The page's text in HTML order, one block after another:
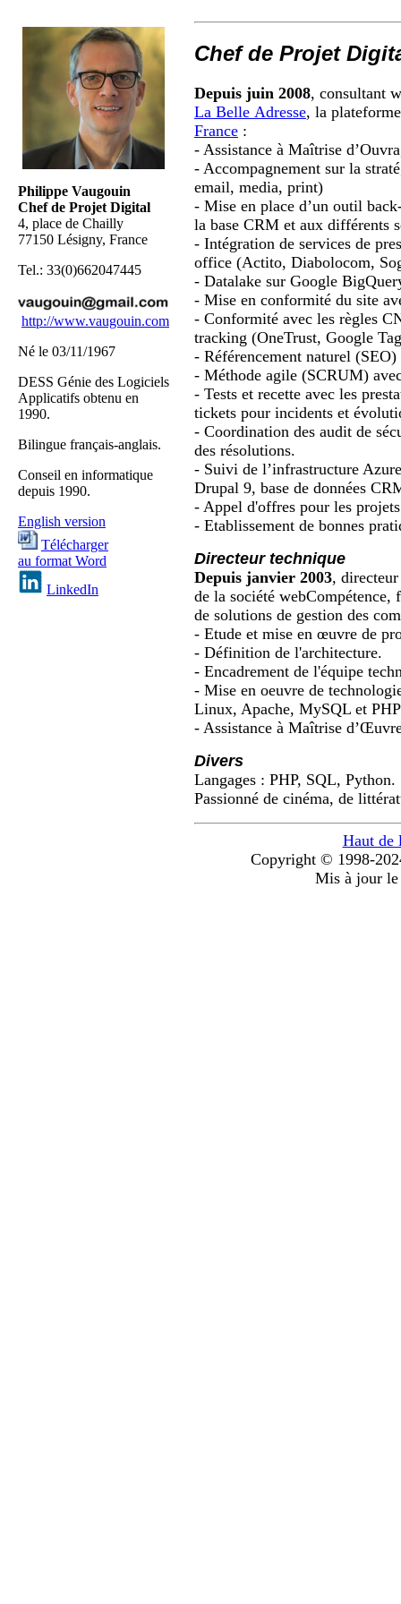
Philippe Vaugouin
Chef de Projet Digital
4, place de Chailly
77150 Lésigny, France
Tel.: 33(0)662047445
http://www.vaugouin.com
Né le 03/11/1967
DESS Génie des Logiciels
Applicatifs obtenu en
1990.
Bilingue français-anglais.
Conseil en informatique
depuis 1990.
English version
Télécharger
au format Word
LinkedIn
Chef de Projet
Depuis juin 2008, consultant
La Belle Adresse, la
France :
- Assistance à Maîtrise
- Accompagnement sur la
email, media, print)
- Mise en place d’un outil
la base CRM et aux différents
- Intégration de services de
office (Actito, Diabolocom,
- Datalake sur Google
- Mise en conformité du site
- Conformité avec les règles
tracking (OneTrust, Google
- Référencement naturel
- Méthode agile (SCRUM)
- Tests et recette avec les
tickets pour incidents et
- Coordination des audit de
des résolutions.
- Suivi de l’infrastructure
Drupal 9, base de données
- Appel d'offres pour les
- Etablissement de bonnes
Directeur technique
Depuis janvier 2003,
de la société webCompétence,
de solutions de gestion des
- Etude et mise en œuvre de
- Définition de l'architecture.
- Encadrement de l'équipe
- Mise en oeuvre de
Linux, Apache, MySQL et
- Assistance à Maîtrise
Divers
Langages : PHP, SQL, Python.
Passionné de cinéma, de
Haut de
Copyright © 1998-
Mis à jour